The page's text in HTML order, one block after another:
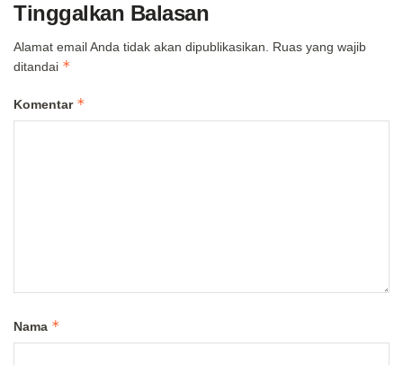
Tinggalkan Balasan
Alamat email Anda tidak akan dipublikasikan. Ruas yang wajib
ditandai *
Komentar *
Nama *